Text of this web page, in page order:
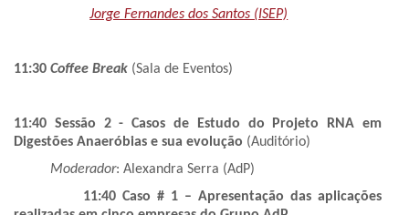
Jorge Fernandes dos Santos (ISEP)
11:30 Coffee Break (Sala de Eventos)
11:40 Sessão 2 - Casos de Estudo do Projeto RNA em
Digestões Anaeróbias e sua evolução (Auditório)
Moderador: Alexandra Serra (AdP)
11:40 Caso # 1 – Apresentação das aplicações